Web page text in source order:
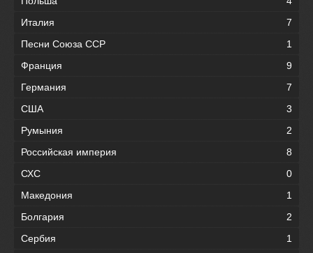
Италия
7
Песни Союза ССР
1
Франция
9
Германия
7
США
3
Румыния
2
Российская империя
8
СХС
0
Македония
1
Болгария
2
Сербия
1